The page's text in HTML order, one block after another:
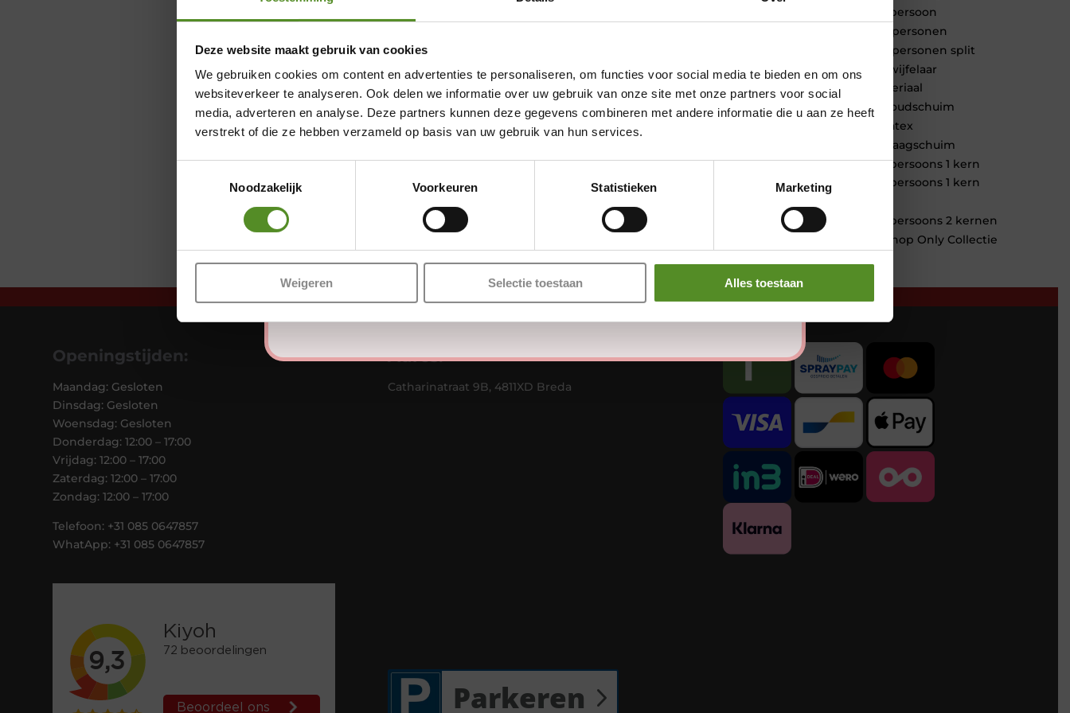
Deze website maakt gebruik van cookies
We gebruiken cookies om content en advertenties te personaliseren, om functies voor social media te bieden en om ons
websiteverkeer te analyseren. Ook delen we informatie over uw gebruik van onze site met onze partners voor social
media, adverteren en analyse. Deze partners kunnen deze gegevens combineren met andere informatie die u aan ze heeft
verstrekt of die ze hebben verzameld op basis van uw gebruik van hun services.
Noodzakelijk
Voorkeuren Statistieken Marketing
Weigeren Selectie toestaan Alles toestaan
1 persoon
2 personen
2 personen split
Twijfelaar
Materiaal
Koudschuim
Latex
Traagschuim
Tweepersoons 1 kern
Tweepersoons 1 kern
Tweepersoons 2 kernen
Webshop Only Collectie
Openingstijden:
Maandag: Gesloten
Dinsdag: Gesloten
Woensdag: Gesloten
Donderdag: 12:00 – 17:00
Vrijdag: 12:00 – 17:00
Zaterdag: 12:00 – 17:00
Zondag: 12:00 – 17:00
Telefoon: +31 085 0647857
WhatApp: +31 085 0647857
Adres:
Catharinatraat 9B, 4811XD Breda
Parkeren
Showroom Breda
Donderdag 12:00 – 17:00
Vrijdag 12:00 – 17:00
Zaterdag 12:00 – 17:00
Zondag 12:00 – 17:00